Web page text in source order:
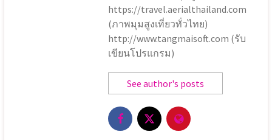
https://travel.aerialthailand.com
(ภาพมุมสูงเที่ยวทั่วไทย)
http://www.tangmaisoft.com (รับ
เขียนโปรแกรม)
See author's posts